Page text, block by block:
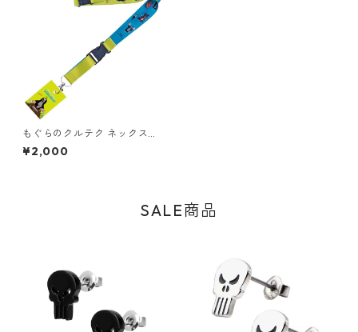
もぐらのクルテク ネックスト
ラップ ランヤード Krtek
¥2,000
SALE商品